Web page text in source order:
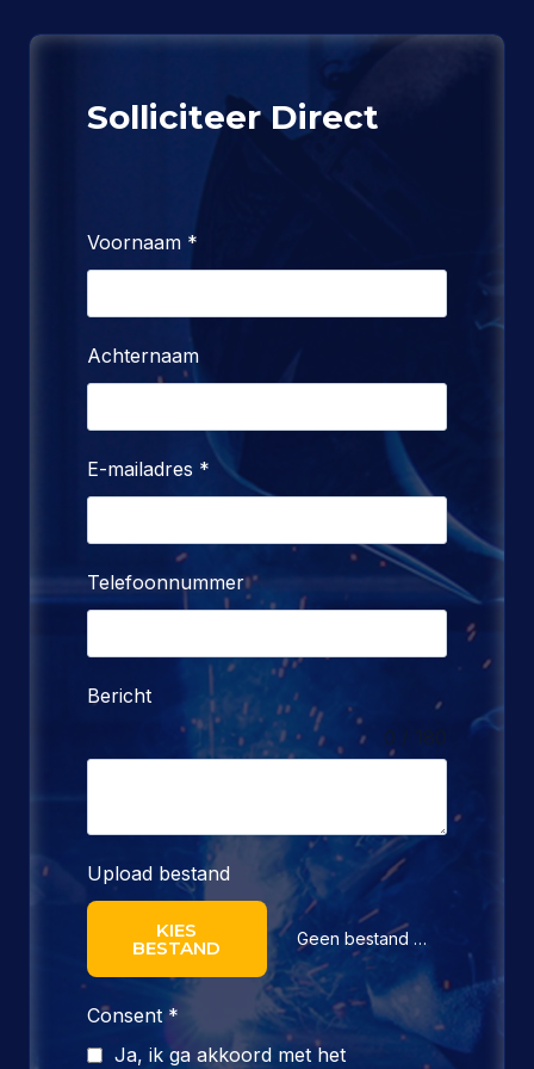
Solliciteer Direct
Voornaam *
Achternaam
E-mailadres *
Telefoonnummer
Bericht
0 / 180
Upload bestand
KIES
BESTAND Geen bestand gekozen
Consent*
Ja, ik ga akkoord met het